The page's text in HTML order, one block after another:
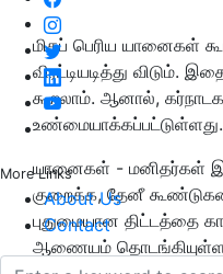
More Links
About Us
Contact
மிகப் பெரிய யானைகள்
விரட்டியடித்து விடும்.
கூறலாம். ஆனால்,
உண்மையாக்கப்பட்டுள்ளது.
யானைகள் - மனிதர்கள்
குறைக்க, தேனீ
புதுமையான திட்டத்தை
ஆணையம்